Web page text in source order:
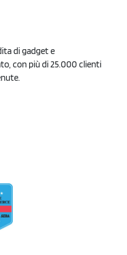
di gadget e
con più di 25.000 clienti